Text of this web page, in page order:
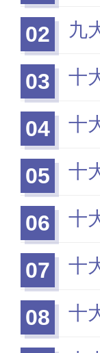
02 九
03 十
04 十
05 十
06 十
07 十
08 十